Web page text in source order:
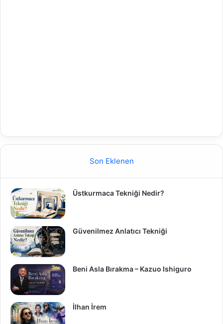
Son Eklenen
Üstkurmaca Tekniği Nedir?
Güvenilmez Anlatıcı Tekniği
Beni Asla Bırakma – Kazuo Ishiguro
İlhan İrem